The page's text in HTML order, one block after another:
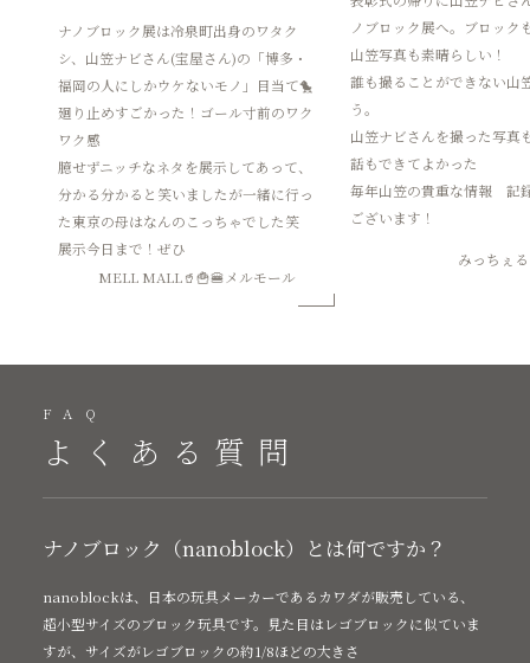
ナノブロック展は冷泉町出身のワタク
シ、山笠ナビさん(宝屋さん)の「博多・
福岡の人にしかウケないモノ」目当て🐤
廻り止めすごかった！ゴール寸前のワク
ワク感
臆せずニッチなネタを展示してあって、
分かる分かると笑いましたが一緒に行っ
た東京の母はなんのこっちゃでした笑
展示今日まで！ぜひ
MELL MALL🥤🍟🍔メルモール
ノブロック展へ。ブロック
山笠写真も素晴らしい！
誰も撮ることができない山
う。
山笠ナビさんを撮った写真
話もできてよかった
毎年山笠の貴重な情報 記
ございます！
みっちぇる
よくある質問
FAQ
ナノブロック（nanoblock）とは何ですか？
nanoblockは、日本の玩具メーカーであるカワダが販売している、
超小型サイズのブロック玩具です。見た目はレゴブロックに似ていま
すが、サイズがレゴブロックの約1/8ほどの大きさ